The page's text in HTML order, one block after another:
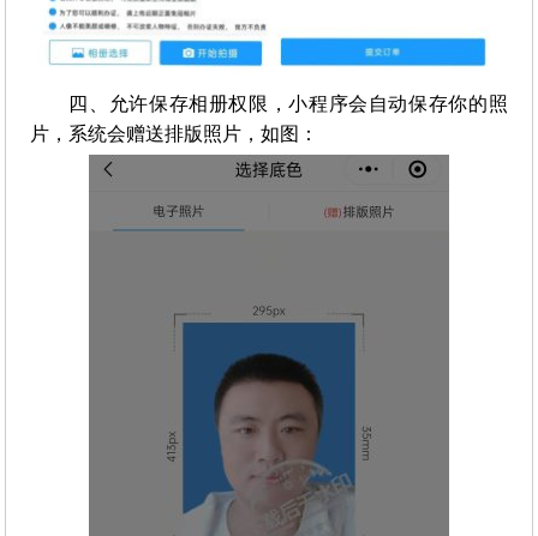
四、允许保存相册权限，小程序会自动保存你的照
片，系统会赠送排版照片，如图：